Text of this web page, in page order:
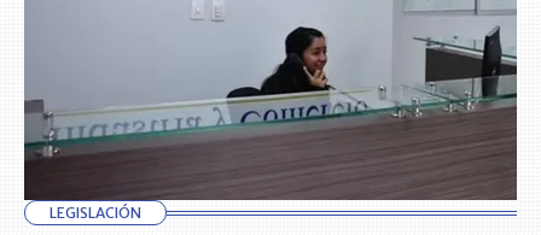
LEGISLACIÓN